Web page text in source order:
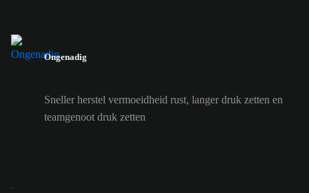
Ongenadig
Sneller herstel vermoeidheid rust, langer druk zetten en
teamgenoot druk zetten